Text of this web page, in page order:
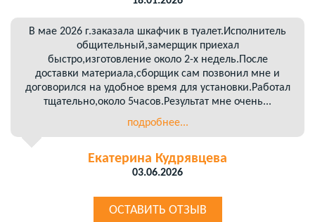
В мае 2026 г.заказала шкафчик в туалет.Исполнитель
общительный,замерщик приехал
быстро,изготовление около 2-х недель.После
доставки материала,сборщик сам позвонил мне и
договорился на удобное время для установки.Работал
тщательно,около 5часов.Результат мне очень...
подробнее...
Екатерина Кудрявцева
03.06.2026
ОСТАВИТЬ ОТЗЫВ